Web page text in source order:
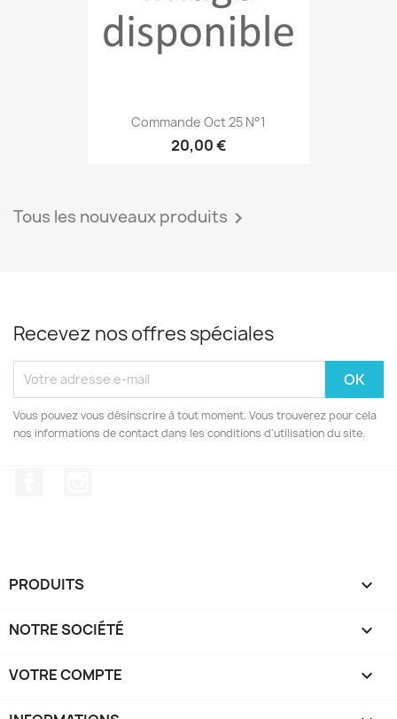
Commande Oct 25 N°1
20,00 €
Tous les nouveaux produits 
Recevez nos offres spéciales
Vous pouvez vous désinscrire à tout moment. Vous trouverez pour cela
nos informations de contact dans les conditions d'utilisation du site.
PRODUITS 
NOTRE SOCIÉTÉ 
VOTRE COMPTE 